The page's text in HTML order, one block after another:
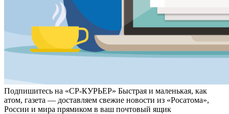
Подпишитесь на «СР-КУРЬЕР» Быстрая и маленькая, как
атом, газета — доставляем свежие новости из «Росатома»,
России и мира прямиком в ваш почтовый ящик